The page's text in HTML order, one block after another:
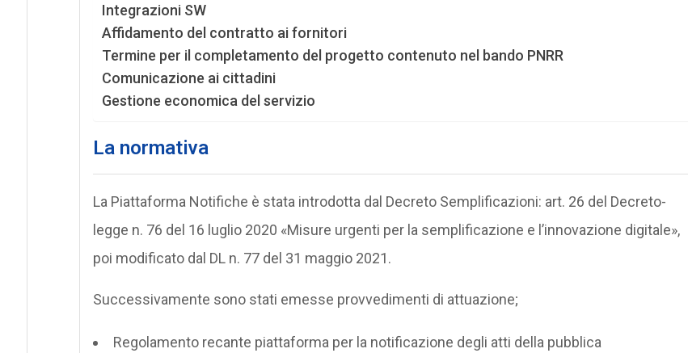
Integrazioni SW
Affidamento del contratto ai fornitori
Termine per il completamento del progetto contenuto nel bando PNRR
Comunicazione ai cittadini
Gestione economica del servizio
La normativa
La Piattaforma Notifiche è stata introdotta dal Decreto Semplificazioni: art. 26 del Decreto-
legge n. 76 del 16 luglio 2020 «Misure urgenti per la semplificazione e l’innovazione digitale»,
poi modificato dal DL n. 77 del 31 maggio 2021.
Successivamente sono stati emesse provvedimenti di attuazione;
Regolamento recante piattaforma per la notificazione degli atti della pubblica